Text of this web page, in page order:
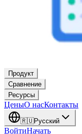
Продукт
Сравнение
Ресурсы
ЦеныО насКонтакты
🇷🇺Русский
ВойтиНачать